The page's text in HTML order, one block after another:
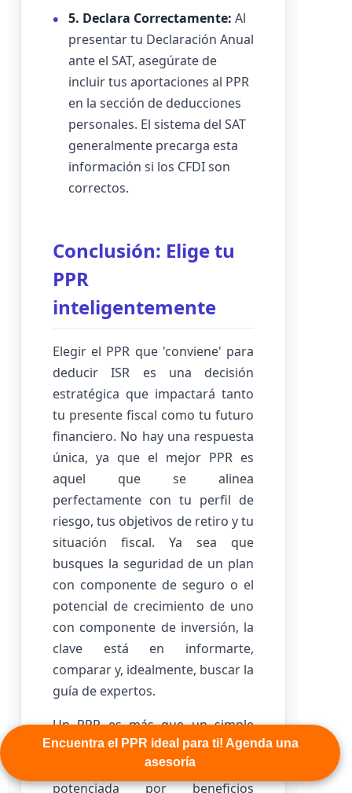
Encuentra el PPR ideal para ti! Agenda una
asesoría
5. Declara Correctamente: Al
presentar tu Declaración Anual
ante el SAT, asegúrate de
incluir tus aportaciones al PPR
en la sección de deducciones
personales. El sistema del SAT
generalmente precarga esta
información si los CFDI son
correctos.
Conclusión: Elige tu
PPR
inteligentemente
Elegir el PPR que 'conviene' para
deducir ISR es una decisión
estratégica que impactará tanto
tu presente fiscal como tu futuro
financiero. No hay una respuesta
única, ya que el mejor PPR es
aquel que se alinea
perfectamente con tu perfil de
riesgo, tus objetivos de retiro y tu
situación fiscal. Ya sea que
busques la seguridad de un plan
con componente de seguro o el
potencial de crecimiento de uno
con componente de inversión, la
clave está en informarte,
comparar y, idealmente, buscar la
guía de expertos.
Un PPR es más que un simple
ahorro; es una inversión
inteligente en ti mismo,
potenciada por beneficios